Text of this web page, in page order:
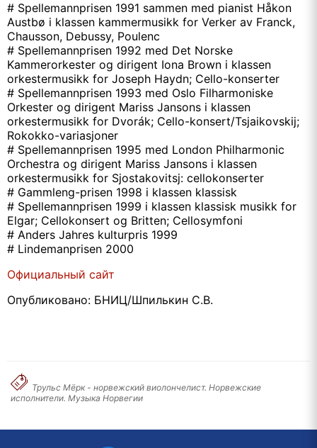
# Spellemannprisen 1991 sammen med pianist Håkon
Austbø i klassen kammermusikk for Verker av Franck,
Chausson, Debussy, Poulenc
# Spellemannprisen 1992 med Det Norske
Kammerorkester og dirigent Iona Brown i klassen
orkestermusikk for Joseph Haydn; Cello-konserter
# Spellemannprisen 1993 med Oslo Filharmoniske
Orkester og dirigent Mariss Jansons i klassen
orkestermusikk for Dvorák; Cello-konsert/Tsjaikovskij;
Rokokko-variasjoner
# Spellemannprisen 1995 med London Philharmonic
Orchestra‎ og dirigent Mariss Jansons i klassen
orkestermusikk for Sjostakovitsj: cellokonserter
# Gammleng-prisen 1998 i klassen klassisk
# Spellemannprisen 1999 i klassen klassisk musikk for
Elgar; Cellokonsert og Britten; Cellosymfoni
# Anders Jahres kulturpris 1999
# Lindemanprisen 2000
Официальный сайт
Опубликовано: БНИЦ/Шпилькин С.В.
Трульс Мёрк - норвежский виолончелист. Норвежские
исполнители. Mузыка Норвегии